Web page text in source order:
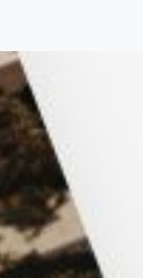
Reporting
(SEO/GEO)